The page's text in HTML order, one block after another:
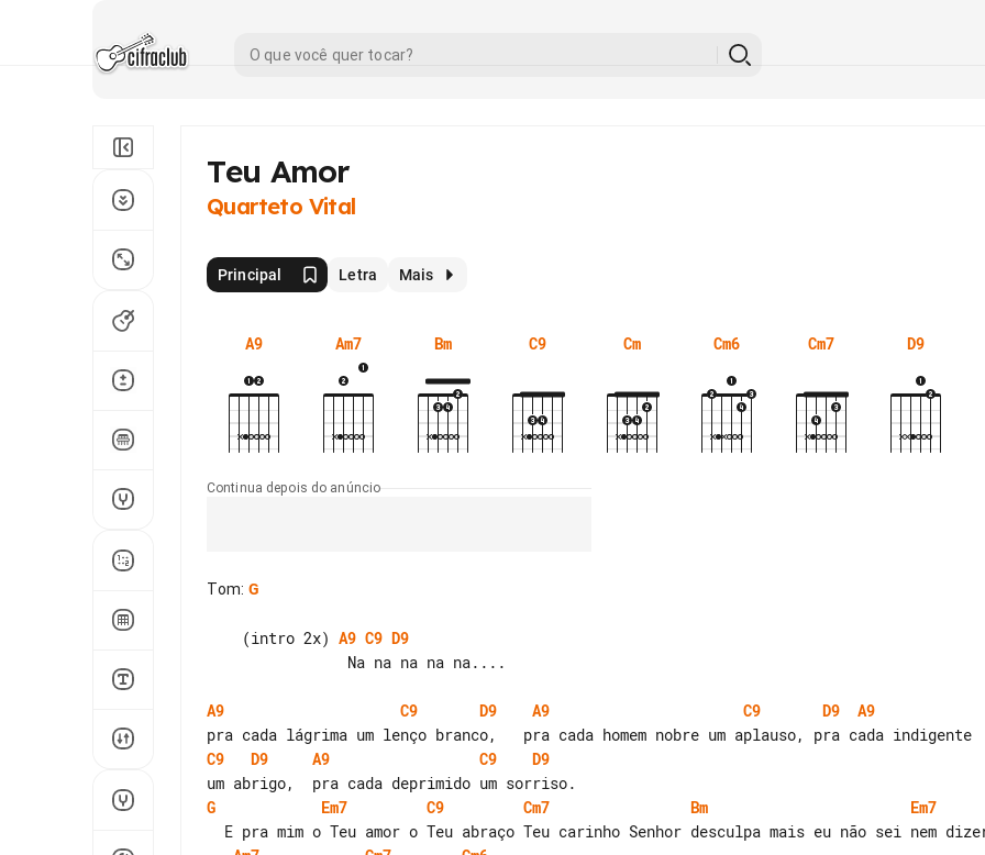
Teu Amor
Quarteto Vital
Principal Letra Mais
A9 Am7 Bm C9 Cm Cm6 Cm7 D9
Continua depois do anúncio
Tom: G
    (intro 2x)
A9 C9 D9
A9 C9 D9 A9 C9 D9
A9
C9
D9 A9 C9
D9
G
Em7 C9 Cm7 Bm Em7